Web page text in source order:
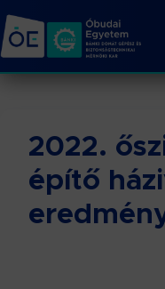
2022.
építő